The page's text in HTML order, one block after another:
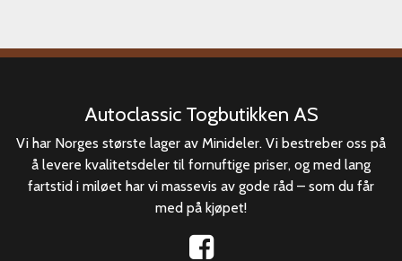
Autoclassic Togbutikken AS
Vi har Norges største lager av Minideler. Vi bestreber oss på
å levere kvalitetsdeler til fornuftige priser, og med lang
fartstid i miløet har vi massevis av gode råd – som du får
med på kjøpet!